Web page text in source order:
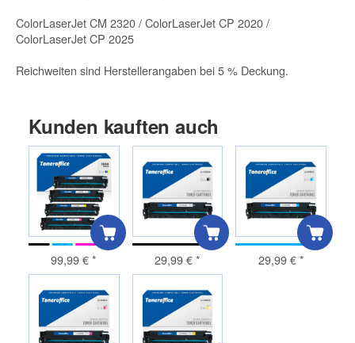
ColorLaserJet CM 2320 / ColorLaserJet CP 2020 /
ColorLaserJet CP 2025
Reichweiten sind Herstellerangaben bei 5 % Deckung.
Kunden kauften auch
99,99 €* 29,99 €* 29,99 €*